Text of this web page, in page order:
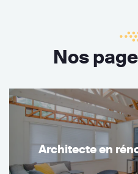
Nos
Architecte en